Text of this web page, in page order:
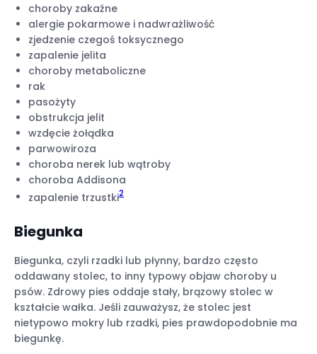
choroby zakaźne
alergie pokarmowe i nadwrażliwość
zjedzenie czegoś toksycznego
zapalenie jelita
choroby metaboliczne
rak
pasożyty
obstrukcja jelit
wzdęcie żołądka
parwowiroza
choroba nerek lub wątroby
choroba Addisona
zapalenie trzustki2
Biegunka
Biegunka, czyli rzadki lub płynny, bardzo często
oddawany stolec, to inny typowy objaw choroby u
psów. Zdrowy pies oddaje stały, brązowy stolec w
kształcie wałka. Jeśli zauważysz, że stolec jest
nietypowo mokry lub rzadki, pies prawdopodobnie ma
biegunkę.